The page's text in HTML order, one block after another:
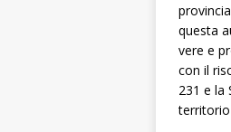
questa
vere e
con il
231 e la